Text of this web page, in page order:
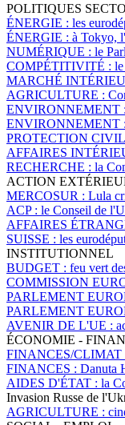
POLITIQUES
ÉNERGIE : les
ÉNERGIE : à Tokyo,
NUMÉRIQUE : le
COMPÉTITIVITÉ :
MARCHÉ
AGRICULTURE :
ENVIRONNEMENT :
ENVIRONNEMENT :
PROTECTION
AFFAIRES
RECHERCHE : la
ACTION
MERCOSUR : Lula
ACP : le Conseil de
AFFAIRES
SUISSE : les
INSTITUTIONNEL
BUDGET : feu vert
COMMISSION
PARLEMENT
PARLEMENT
AVENIR DE L'UE :
ÉCONOMIE -
FINANCES/CLIMAT
FINANCES : Danuta
AIDES D'ÉTAT : la
Invasion Russe de
AGRICULTURE :